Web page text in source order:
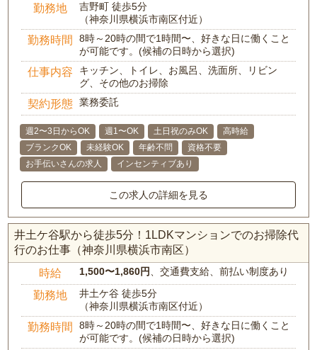
勤務地
吉野町 徒歩5分
（神奈川県横浜市南区付近）
勤務時間
8時～20時の間で1時間〜、好きな日に働くこと
が可能です。(候補の日時から選択)
仕事内容
キッチン、トイレ、お風呂、洗面所、リビン
グ、その他のお掃除
契約形態 業務委託
週2〜3日からOK 週1〜OK 土日祝のみOK
高時給
ブランクOK
未経験OK 年齢不問
資格不要
お手伝いさんの求人
インセンティブあり
この求人の詳細を見る
井土ケ谷駅から徒歩5分！1LDKマンションでのお掃除代
行のお仕事（神奈川県横浜市南区）
時給 1,500〜1,860円 、交通費支給、前払い制度あり
勤務地
井土ケ谷 徒歩5分
（神奈川県横浜市南区付近）
勤務時間
8時～20時の間で1時間〜、好きな日に働くこと
が可能です。(候補の日時から選択)